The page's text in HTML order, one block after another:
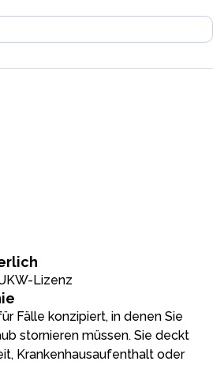
Lizenz
Fälle konzipiert, in denen Sie
stornieren müssen. Sie deckt
Krankenhausaufenthalt oder